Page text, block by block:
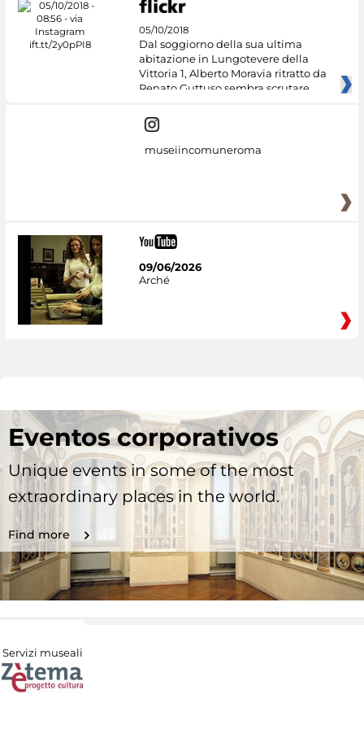
05/10/2018
Dal soggiorno della sua ultima
abitazione in Lungotevere della
Vittoria 1, Alberto Moravia ritratto da
Renato Guttuso sembra scrutare
museiincomuneroma
09/06/2026
Arché
Eventos corporativos
Unique events in some of the most
extraordinary places in the world.
Find more
Servizi museali